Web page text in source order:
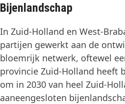
Bijenlandschap
In Zuid-Holland en West-
partijen gewerkt aan de
bloemrijk netwerk, oftewel
provincie Zuid-Holland heeft
om in 2030 van heel Zuid-
aaneengesloten